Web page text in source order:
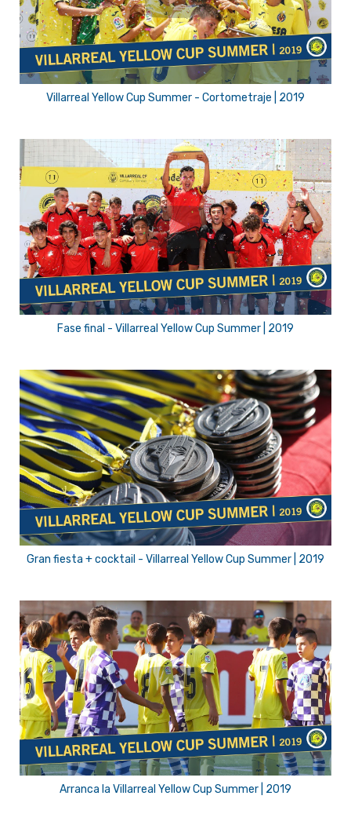
Villarreal Yellow Cup Summer - Cortometraje | 2019
Fase final - Villarreal Yellow Cup Summer | 2019
Gran fiesta + cocktail - Villarreal Yellow Cup Summer | 2019
Arranca la Villarreal Yellow Cup Summer | 2019